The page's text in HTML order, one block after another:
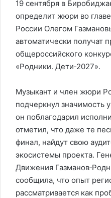
19 сентября в
определит жюри во
России Олегом
автоматически получат
общероссийского
«Родники. Дети‑2027».
Музыкант и член жюри
подчеркнул значимость
он поблагодарил
отметил, что даже те
финал, найдут свою
экосистемы проекта.
Движения
сообщила, что опыт
рассматривается как